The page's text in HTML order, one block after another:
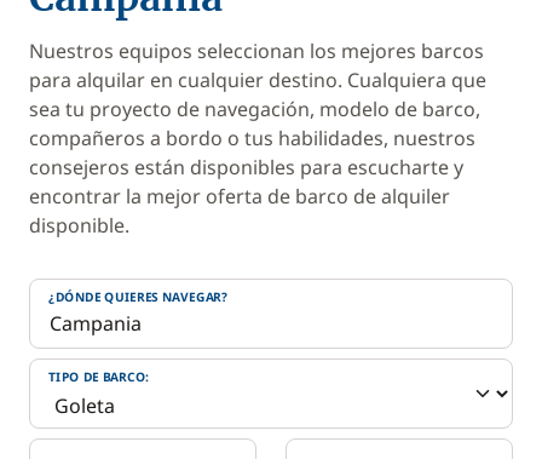
Nuestros equipos seleccionan los mejores barcos
para alquilar en cualquier destino. Cualquiera que
sea tu proyecto de navegación, modelo de barco,
compañeros a bordo o tus habilidades, nuestros
consejeros están disponibles para escucharte y
encontrar la mejor oferta de barco de alquiler
disponible.
¿DÓNDE QUIERES NAVEGAR?
TIPO DE BARCO: